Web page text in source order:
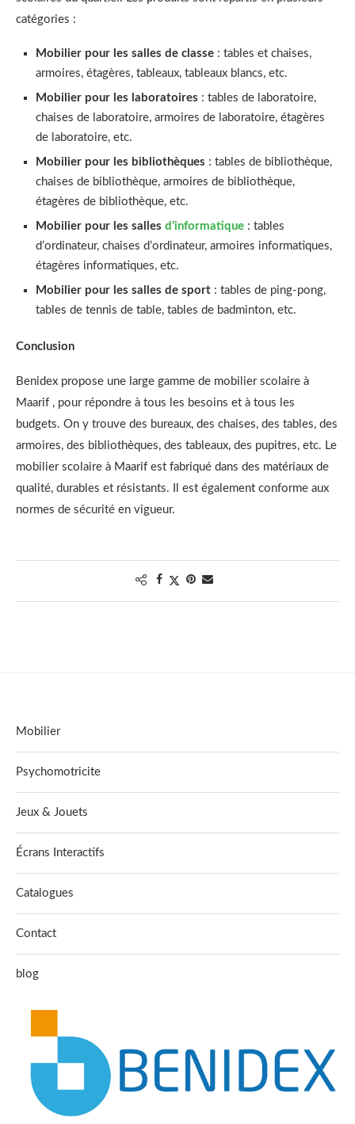
catégories :
Mobilier pour les salles de classe : tables et chaises,
armoires, étagères, tableaux, tableaux blancs, etc.
Mobilier pour les laboratoires : tables de laboratoire,
chaises de laboratoire, armoires de laboratoire, étagères
de laboratoire, etc.
Mobilier pour les bibliothèques : tables de bibliothèque,
chaises de bibliothèque, armoires de bibliothèque,
étagères de bibliothèque, etc.
Mobilier pour les salles d’informatique : tables
d’ordinateur, chaises d’ordinateur, armoires informatiques,
étagères informatiques, etc.
Mobilier pour les salles de sport : tables de ping-pong,
tables de tennis de table, tables de badminton, etc.
Conclusion
Benidex propose une large gamme de mobilier scolaire à
Maarif , pour répondre à tous les besoins et à tous les
budgets. On y trouve des bureaux, des chaises, des tables, des
armoires, des bibliothèques, des tableaux, des pupitres, etc. Le
mobilier scolaire à Maarif est fabriqué dans des matériaux de
qualité, durables et résistants. Il est également conforme aux
normes de sécurité en vigueur.
Mobilier
Psychomotricite
Jeux & Jouets
Écrans Interactifs
Catalogues
Contact
blog